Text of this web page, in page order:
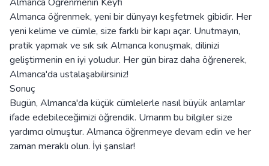
Almanca öğrenmek, yeni bir dünyayı keşfetmek gibidir. Her
yeni kelime ve cümle, size farklı bir kapı açar. Unutmayın,
pratik yapmak ve sık sık Almanca konuşmak, dilinizi
geliştirmenin en iyi yoludur. Her gün biraz daha öğrenerek,
Almanca'da ustalaşabilirsiniz!
Sonuç
Bugün, Almanca'da küçük cümlelerle nasıl büyük anlamlar
ifade edebileceğimizi öğrendik. Umarım bu bilgiler size
yardımcı olmuştur. Almanca öğrenmeye devam edin ve her
zaman meraklı olun. İyi şanslar!